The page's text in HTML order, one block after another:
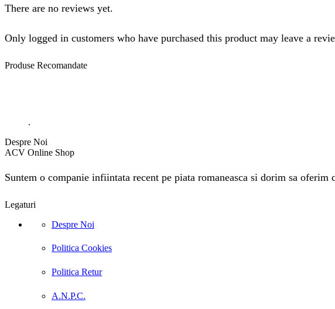
There are no reviews yet.
Only logged in customers who have purchased this product may leave a
Produse Recomandate
.
Despre Noi
ACV Online Shop
Suntem o companie infiintata recent pe piata romaneasca si dorim sa
Legaturi
Despre Noi
Politica Cookies
Politica Retur
A.N.P.C.